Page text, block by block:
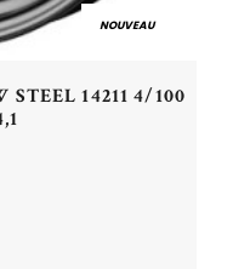
NOUVEAU
14211 4/100